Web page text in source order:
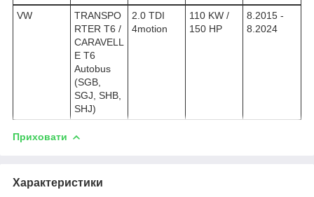
VW
TRANSPO
RTER T6 /
CARAVELL
E T6
Autobus
(SGB,
SGJ, SHB,
SHJ)
2.0 TDI
4motion
110 KW /
150 HP
8.2015 -
8.2024
Приховати
Характеристики